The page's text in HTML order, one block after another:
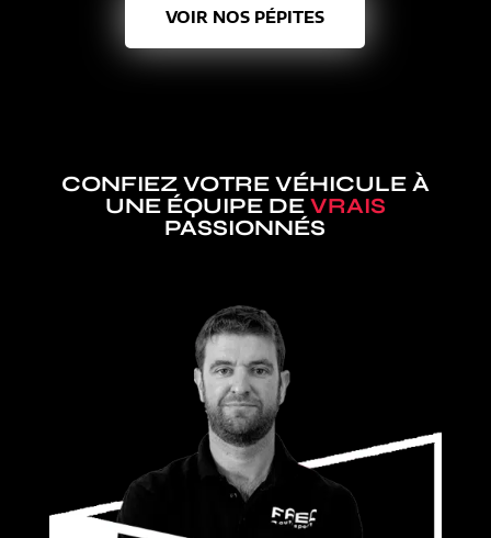
VOIR NOS PÉPITES
CONFIEZ VOTRE VÉHICULE À
UNE ÉQUIPE DE VRAIS
PASSIONNÉS